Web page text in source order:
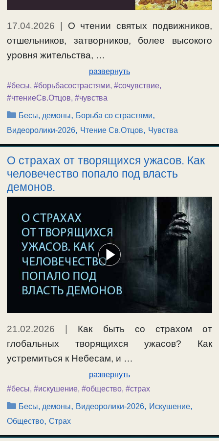
17.04.2026
О чтении святых подвижников,
отшельников, затворников, более высокого
уровня жительства, …
развернуть
#бесы, #борьбасострастями, #сочувствие,
#чтениеСв.Отцов, #чувства
Рубрики
Бесы, демоны, Борьба со страстями,
Видеоролики-2026, Чтение Св.Отцов, Чувства
О страхах от творящихся ужасов. Как
человечество попало под власть
демонов.
21.02.2026
Как быть со страхом от
глобальных творящихся ужасов? Как
устремиться к Небесам, и …
развернуть
#бесы, #искушение, #общество, #страх
Рубрики
Бесы, демоны, Видеоролики-2026, Искушение,
Общество, Страх